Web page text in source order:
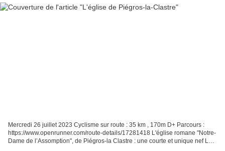
Mercredi 26 juillet 2023 Cyclisme sur route : 35 km , 170m D+ Parcours :
https://www.openrunner.com/route-details/17281418 L'église romane "Notre-
Dame de l’Assomption", de Piégros-la Clastre : une courte et unique nef Le